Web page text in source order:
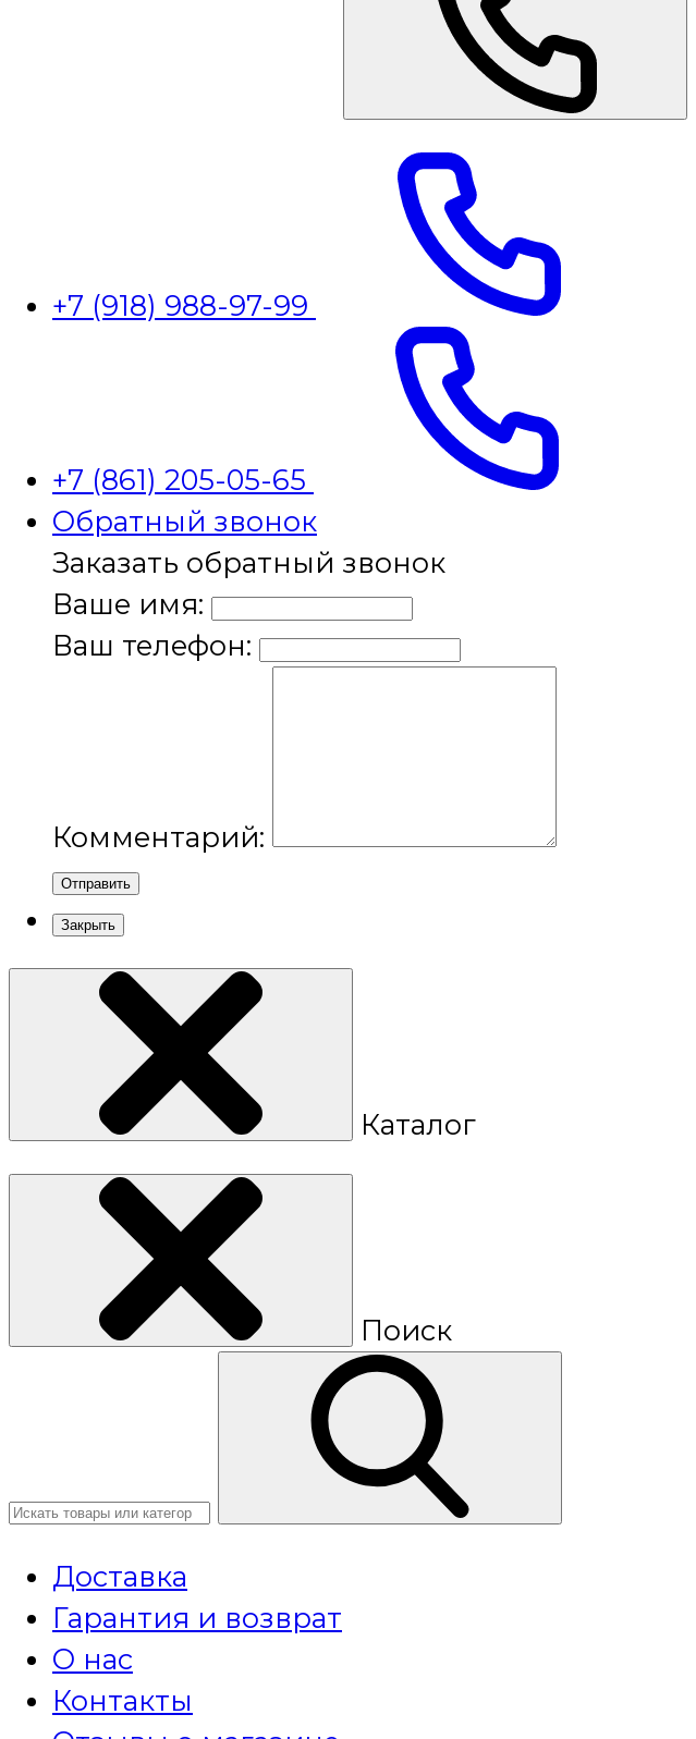
+7 (918) 988-97-99
+7 (861) 205-05-65
Обратный звонок
Заказать обратный звонок
Ваше имя:
Ваш телефон:
Комментарий:
Отправить
Закрыть
Каталог
Поиск
Доставка
Гарантия и возврат
О нас
Контакты